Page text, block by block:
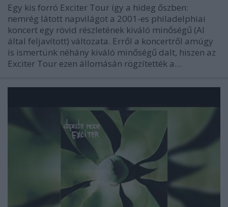
Egy kis forró Exciter Tour így a hideg őszben:
nemrég látott napvilágot a 2001-es philadelphiai
koncert egy rövid részletének kiváló minőségű (AI
által feljavított) változata. Erről a koncertről amúgy
is ismertünk néhány kiváló minőségű dalt, hiszen az
Exciter Tour ezen állomásán rögzítették a…